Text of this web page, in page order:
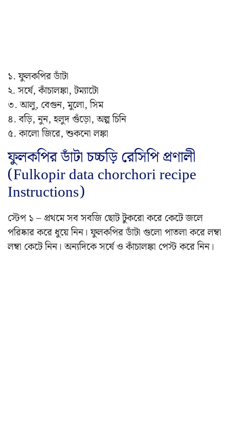
১. ফুলকপির ডাঁটা
২. সর্ষে, কাঁচালঙ্কা, টম্যাটো
৩. আলু, বেগুন, মুলো, সিম
৪. বড়ি, নুন, হলুদ গুঁড়ো, অল্প চিনি
৫. কালো জিরে, শুকনো লঙ্কা
ফুলকপির ডাঁটা চচ্চড়ি রেসিপি প্রণালী
(Fulkopir data chorchori recipe
Instructions)
স্টেপ ১ – প্রথমে সব সবজি ছোট টুকরো করে কেটে জলে
পরিষ্কার করে ধুয়ে নিন। ফুলকপির ডাঁটা গুলো পাতলা করে লম্বা
লম্বা কেটে নিন। অন্যদিকে সর্ষে ও কাঁচালঙ্কা পেস্ট করে নিন।